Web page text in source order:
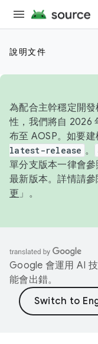
說明文件
為配合主幹穩定開
性，我們將自 2026
布至 AOSP。如要
latest-release 。
單分支版本一律會
最新版本。詳情請參
更 」。
Google 會運用 AI
能會出錯。